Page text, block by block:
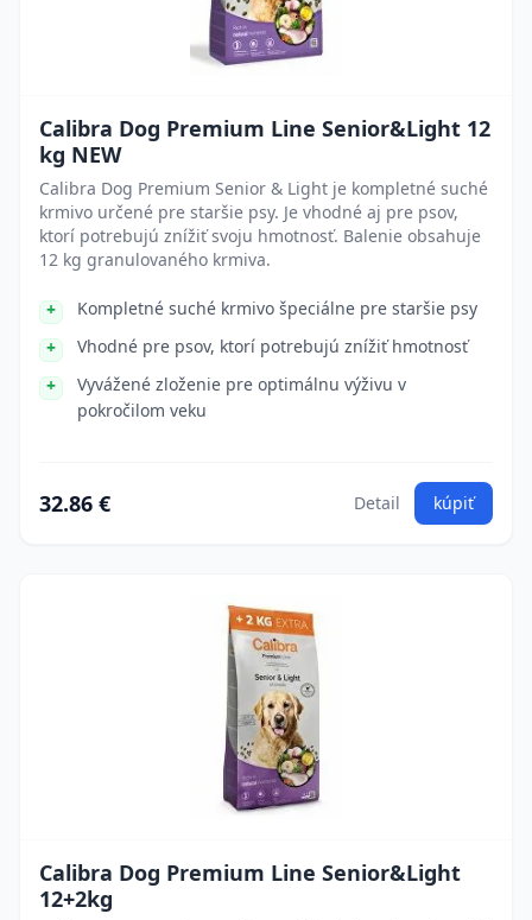
Calibra Dog Premium Line Senior&Light 12
kg NEW
Calibra Dog Premium Senior & Light je kompletné suché
krmivo určené pre staršie psy. Je vhodné aj pre psov,
ktorí potrebujú znížiť svoju hmotnosť. Balenie obsahuje
12 kg granulovaného krmiva.
Kompletné suché krmivo špeciálne pre staršie psy
Vhodné pre psov, ktorí potrebujú znížiť hmotnosť
Vyvážené zloženie pre optimálnu výživu v
pokročilom veku
32.86 € Detail kúpiť
Calibra Dog Premium Line Senior&Light
12+2kg